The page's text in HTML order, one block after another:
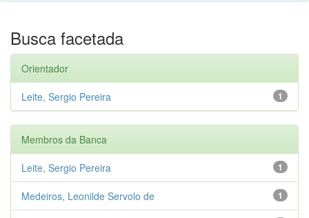
Busca facetada
Orientador
1
Leite, Sergio Pereira
Membros da Banca
1
Leite, Sergio Pereira
1
Medeiros, Leonilde Servolo de